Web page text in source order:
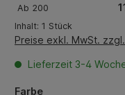
Ab 200
Inhalt: 1 Stück
Preise exkl. MwSt.
Lieferzeit 3-4
Farbeauswählen